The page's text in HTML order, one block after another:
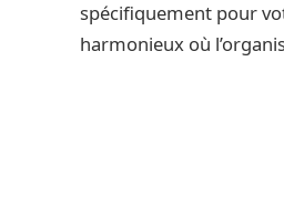
spécifiquement pour
harmonieux où